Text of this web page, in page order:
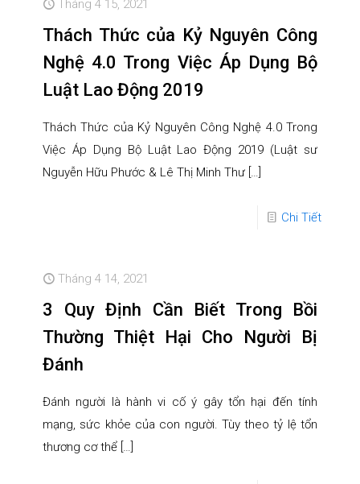
Tháng 4 15, 2021
Thách Thức của Kỷ Nguyên Công
Nghệ 4.0 Trong Việc Áp Dụng Bộ
Luật Lao Động 2019
Thách Thức của Kỷ Nguyên Công Nghệ 4.0 Trong
Việc Áp Dụng Bộ Luật Lao Động 2019 (Luật sư
Nguyễn Hữu Phước & Lê Thị Minh Thư […]
Chi Tiết
Tháng 4 14, 2021
3 Quy Định Cần Biết Trong Bồi
Thường Thiệt Hại Cho Người Bị
Đánh
Đánh người là hành vi cố ý gây tổn hại đến tính
mạng, sức khỏe của con người. Tùy theo tỷ lệ tổn
thương cơ thể […]